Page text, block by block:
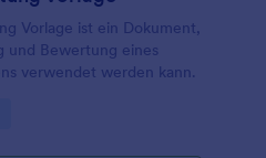
Vorlage ist ein Dokument,
und Bewertung eines
verwendet werden kann.